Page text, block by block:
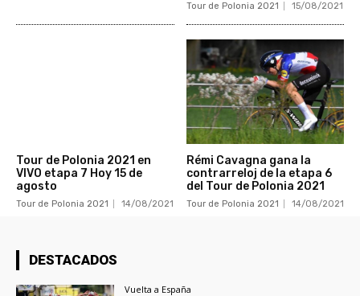
Tour de Polonia 2021 15/08/2021
Tour de Polonia 2021 en
VIVO etapa 7 Hoy 15 de
agosto
Tour de Polonia 2021 14/08/2021
Rémi Cavagna gana la
contrarreloj de la etapa 6
del Tour de Polonia 2021
Tour de Polonia 2021 14/08/2021
DESTACADOS
Vuelta a España